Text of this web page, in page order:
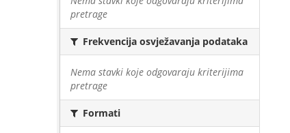
pretrage
Frekvencija osvježavanja podataka
Nema stavki koje odgovaraju kriterijima
pretrage
Formati